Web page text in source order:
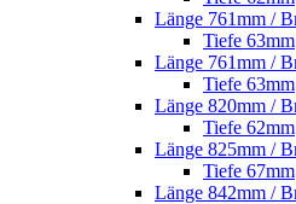
Länge 761mm /
Tiefe 63mm
Länge 761mm /
Tiefe 63mm
Länge 820mm /
Tiefe 62mm
Länge 825mm /
Tiefe 67mm
Länge 842mm /